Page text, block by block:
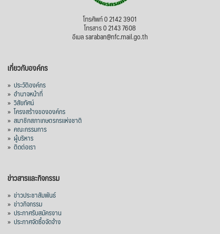
สภาเกษตรกรแห่งชาติ
กรมการค้าต่างประเทศ กระทรวงพาณิชย์ เปิด
ไทยในช่วง 6 เดือนของปี 2569 (ม.ค.-มิ.ย.) มี
1,205 ล้านดอลลาร์สหรัฐ (ประมาณ
38,003.15 ล้านบาท) ลดลง 27.69%
ปรับตัวลดลงตามสภาวะเศรษฐกิจและการค้า
โลก โดยตลาดส่งออกสำคัญ จีน ส่งออกได้
1.52 ล้านตัน ลด 61.71%
ส่งออกมันครึ่งปี 69 ปริมาณ 2.52 ล้านตัน
ลด 51.63% ยังดีที่ราคาขายดีกว่าปีก่อน
mgronline.com
โทรศัพท์ 0 2142 3901
โทรสาร 0 2143 7608
อีเมล saraban@nfc.mail.go.th
เกี่ยวกับองค์กร
» ประวัติองค์กร
» อำนาจหน้าที่
» วิสัยทัศน์
» โครงสร้างขององค์กร
» สมาชิกสภาเกษตรกรแห่งชาติ
» คณะกรรมการ
» ผู้บริหาร
» ติดต่อเรา
ข่าวสารและกิจกรรม
» ข่าวประชาสัมพันธ์
» ข่าวกิจกรรม
» ประกาศรับสมัครงาน
» ประกาศจัดซื้อจัดจ้าง